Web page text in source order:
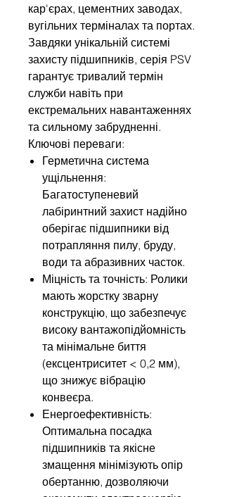
кар'єрах, цементних заводах,
вугільних терміналах та портах.
Завдяки унікальній системі
захисту підшипників, серія PSV
гарантує тривалий термін
служби навіть при
екстремальних навантаженнях
та сильному забрудненні.
Ключові переваги:
Герметична система
ущільнення:
Багатоступеневий
лабіринтний захист надійно
оберігає підшипники від
потрапляння пилу, бруду,
води та абразивних часток.
Міцність та точність: Ролики
мають жорстку зварну
конструкцію, що забезпечує
високу вантажопідйомність
та мінімальне биття
(ексцентриситет < 0,2 мм),
що знижує вібрацію
конвеєра.
Енергоефективність:
Оптимальна посадка
підшипників та якісне
змащення мінімізують опір
обертанню, дозволяючи